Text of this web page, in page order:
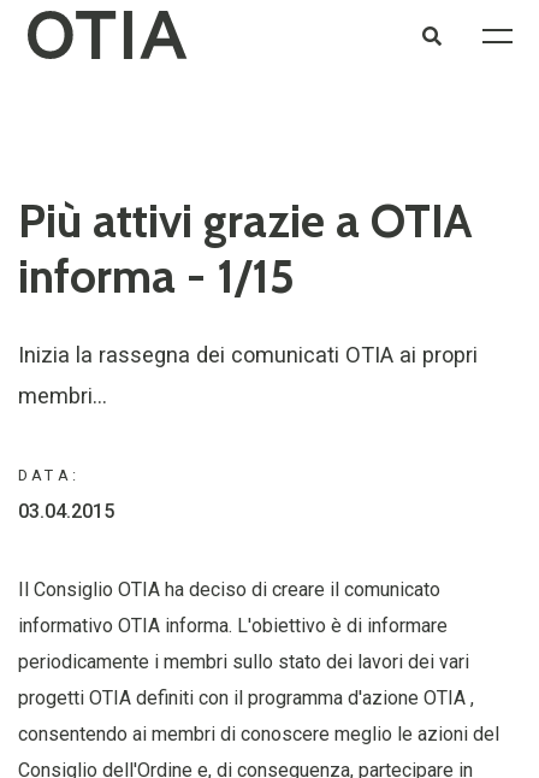
Più attivi grazie a OTIA
informa - 1/15
Inizia la rassegna dei comunicati OTIA ai propri
membri...
DATA:
03.04.2015
Il Consiglio OTIA ha deciso di creare il comunicato
informativo OTIA informa. L'obiettivo è di informare
periodicamente i membri sullo stato dei lavori dei vari
progetti OTIA definiti con il programma d'azione OTIA ,
consentendo ai membri di conoscere meglio le azioni del
Consiglio dell'Ordine e, di conseguenza, partecipare in